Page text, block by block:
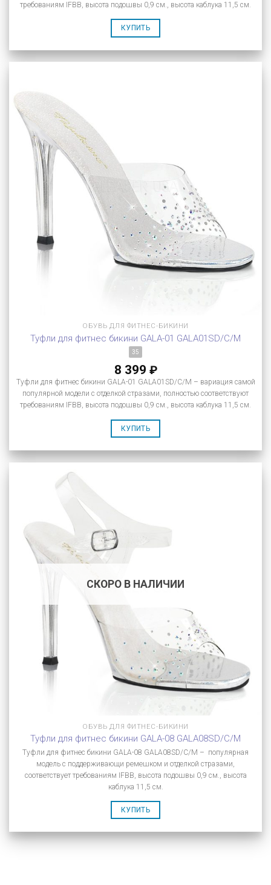
требованиям IFBB, высота подошвы 0,9 см., высота каблука 11,5 см.
КУПИТЬ
ОБУВЬ ДЛЯ ФИТНЕС-БИКИНИ
Туфли для фитнес бикини GALA-01 GALA01SD/C/M
35
8 399 ₽
Туфли для фитнес бикини GALA-01 GALA01SD/C/M – вариация самой
популярной модели с отделкой стразами, полностью соответствуют
требованиям IFBB, высота подошвы 0,9 см., высота каблука 11,5 см.
КУПИТЬ
СКОРО В НАЛИЧИИ
ОБУВЬ ДЛЯ ФИТНЕС-БИКИНИ
Туфли для фитнес бикини GALA-08 GALA08SD/C/M
Туфли для фитнес бикини GALA-08 GALA08SD/C/M – популярная
модель с поддерживающи ремешком и отделкой стразами,
соответствует требованиям IFBB, высота подошвы 0,9 см., высота
каблука 11,5 см.
КУПИТЬ